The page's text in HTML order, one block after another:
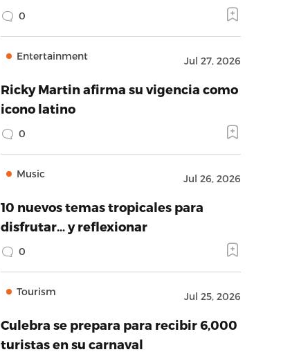
0
Entertainment Jul 27, 2026
Ricky Martin afirma su vigencia como
icono latino
0
Music Jul 26, 2026
10 nuevos temas tropicales para
disfrutar… y reflexionar
0
Tourism Jul 25, 2026
Culebra se prepara para recibir 6,000
turistas en su carnaval